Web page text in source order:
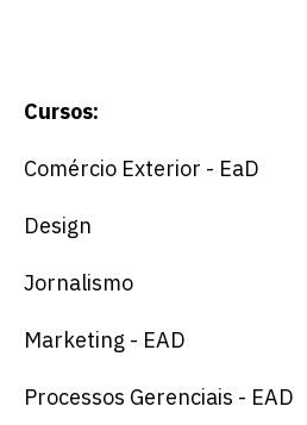
Cursos:
Comércio Exterior - EaD
Design
Jornalismo
Marketing - EAD
Processos Gerenciais - EAD